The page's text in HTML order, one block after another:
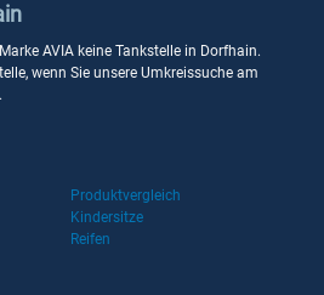
AVIA keine Tankstelle in Dorfhain.
wenn Sie unsere Umkreissuche am
Produktvergleich
Kindersitze
Reifen